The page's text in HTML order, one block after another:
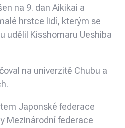
na 9. dan Aikikai a
hrstce lidí, kterým se
udělil Kisshomaru Ueshiba
na univerzitě Chubu a
Japonské federace
Mezinárodní federace